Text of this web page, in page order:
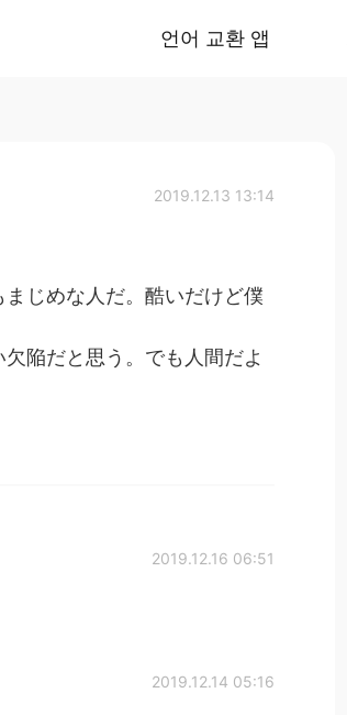
언어 교환 앱
2019.12.13 13:14
じめな人だ。酷いだけど僕
陥だと思う。でも人間だよ
2019.12.16 06:51
2019.12.14 05:16